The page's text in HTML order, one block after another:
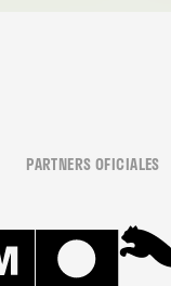
PARTNERS OFICIALES